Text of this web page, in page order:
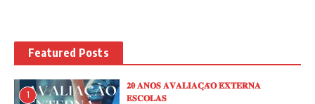
Featured Posts
1
𝟐𝟎 𝐀𝐍𝐎𝐒 𝐀𝐕𝐀𝐋𝐈𝐀𝐂̧𝐀̃𝐎 𝐄𝐗𝐓𝐄𝐑𝐍𝐀
𝐄𝐒𝐂𝐎𝐋𝐀𝐒